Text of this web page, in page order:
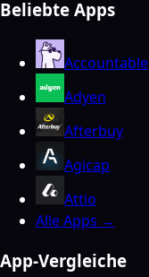
Beliebte Apps
Accountable
Adyen
Afterbuy
Agicap
Attio
Alle Apps →
App-Vergleiche